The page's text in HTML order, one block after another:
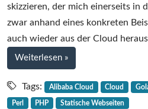
–
Statische
Web-
Seiten
skizzieren, der mich einerseits in
zwar anhand eines konkreten
auch wieder aus der Cloud
Weiterlesen bei
Cloud-
Geschichten
–
»
Tags: Alibaba Cloud Cloud
Perl PHP Statische Webseiten